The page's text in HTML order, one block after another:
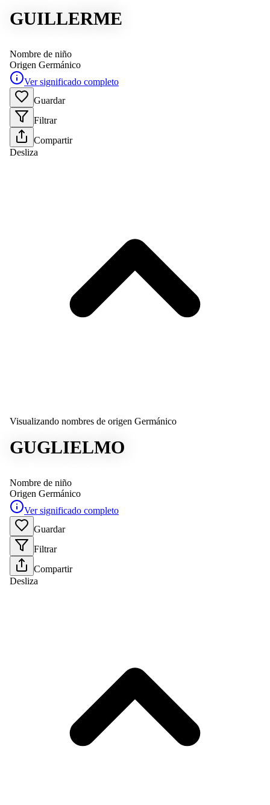
GUILLERME
Nombre de niño
Origen Germánico
Ver significado completo
Guardar
Filtrar
Compartir
Desliza
Visualizando nombres de origen Germánico
GUGLIELMO
Nombre de niño
Origen Germánico
Ver significado completo
Guardar
Filtrar
Compartir
Desliza